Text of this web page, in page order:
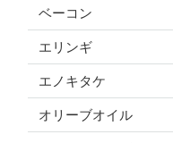
ベーコン
エリンギ
エノキタケ
オリーブオイル